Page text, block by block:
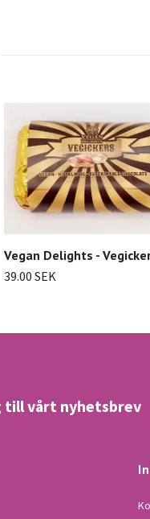
Vegan Delights -
39.00 SEK
till vårt nyhetsbrev